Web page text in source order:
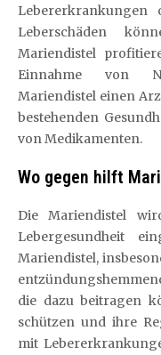
Leberschäden
Mariendistel
Einnahme von
Mariendistel einen
bestehenden
von Medikamenten.
Wo gegen hilft
Die Mariendistel
Lebergesundheit
Mariendistel,
die dazu beitragen
schützen und ihre
mit